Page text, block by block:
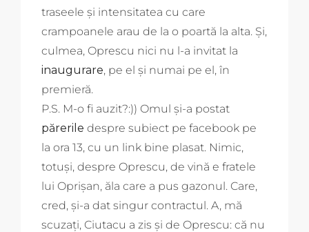
traseele și intensitatea cu care
crampoanele arau de la o poartă la alta. Și,
culmea, Oprescu nici nu l-a invitat la
inaugurare, pe el și numai pe el, în
premieră.
P.S. M-o fi auzit?:)) Omul și-a postat
părerile despre subiect pe facebook pe
la ora 13, cu un link bine plasat. Nimic,
totuși, despre Oprescu, de vină e fratele
lui Oprișan, ăla care a pus gazonul. Care,
cred, și-a dat singur contractul. A, mă
scuzați, Ciutacu a zis și de Oprescu: că nu